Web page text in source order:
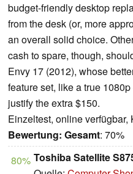
budget-friendly desktop
from the desk (or, more
an overall solid choice.
cash to spare, though,
Envy 17 (2012), whose
feature set, like a true
justify the extra $150.
Einzeltest, online
Bewertung: Gesamt: 70%
80% Toshiba Satellite